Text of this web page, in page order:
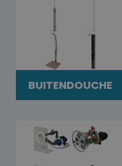
BUITENDOUCHE